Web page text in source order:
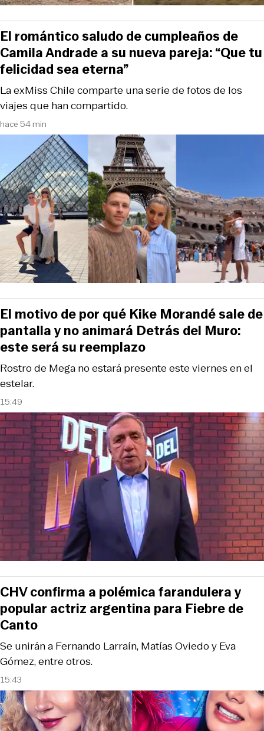
hace 54 min
La exMiss Chile comparte una serie de fotos de los
viajes que han compartido.
El romántico saludo de cumpleaños de
Camila Andrade a su nueva pareja: “Que tu
felicidad sea eterna”
15:49
Rostro de Mega no estará presente este viernes en el
estelar.
El motivo de por qué Kike Morandé sale de
pantalla y no animará Detrás del Muro:
este será su reemplazo
15:43
Se unirán a Fernando Larraín, Matías Oviedo y Eva
Gómez, entre otros.
CHV confirma a polémica farandulera y
popular actriz argentina para Fiebre de
Canto